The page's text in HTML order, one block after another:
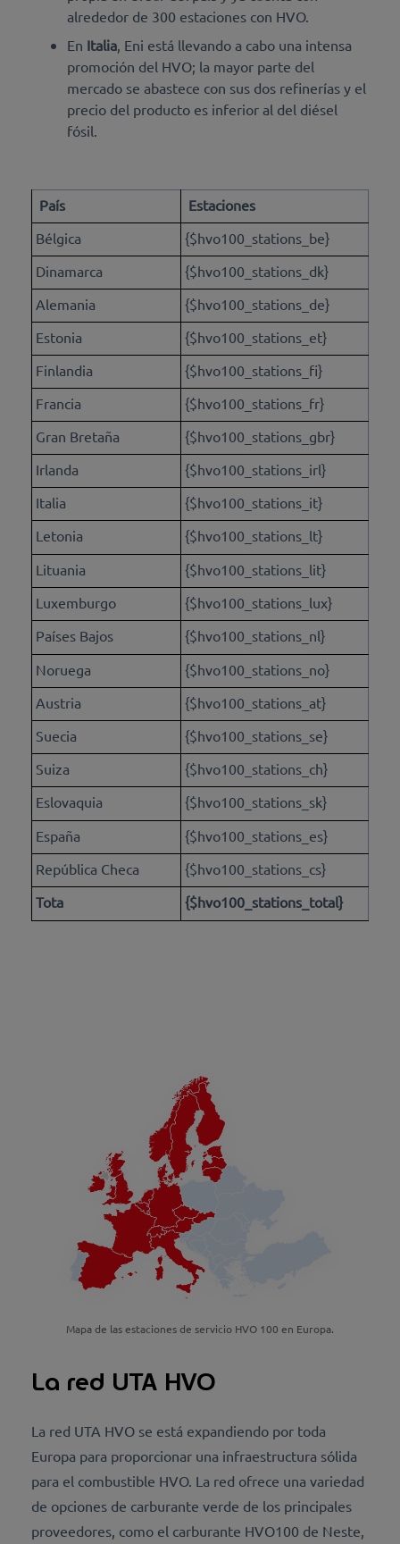
alrededor de 300 estaciones con HVO.
En Italia , Eni está llevando a cabo una intensa
promoción del HVO; la mayor parte del
mercado se abastece con sus dos refinerías y el
precio del producto es inferior al del diésel
fósil.
País
Estaciones
Bélgica
{$hvo100_stations_be}
Dinamarca
{$hvo100_stations_dk}
Alemania
{$hvo100_stations_de}
Estonia
{$hvo100_stations_et}
Finlandia
{$hvo100_stations_fi}
Francia
{$hvo100_stations_fr}
Gran Bretaña
{$hvo100_stations_gbr}
Irlanda
{$hvo100_stations_irl}
Italia
{$hvo100_stations_it}
Letonia
{$hvo100_stations_lt}
Lituania
{$hvo100_stations_lit}
Luxemburgo
{$hvo100_stations_lux}
Países Bajos
{$hvo100_stations_nl}
Noruega
{$hvo100_stations_no}
Austria
{$hvo100_stations_at}
Suecia
{$hvo100_stations_se}
Suiza
{$hvo100_stations_ch}
Eslovaquia
{$hvo100_stations_sk}
España
{$hvo100_stations_es}
República Checa
{$hvo100_stations_cs}
Tota
{$hvo100_stations_total}
Mapa de las estaciones de servicio HVO 100 en Europa.
La red UTA HVO
La red UTA HVO se está expandiendo por toda
Europa para proporcionar una infraestructura sólida
para el combustible HVO. La red ofrece una variedad
de opciones de carburante verde de los principales
proveedores, como el carburante HVO100 de Neste,